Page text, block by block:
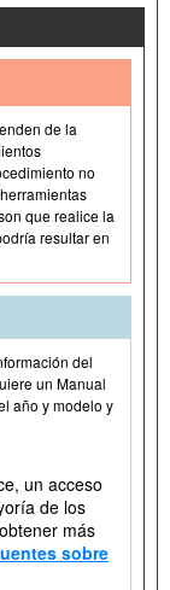
de la
no
que realice la
resultar en
del
un Manual
año y modelo y
un acceso
de los
más
sobre